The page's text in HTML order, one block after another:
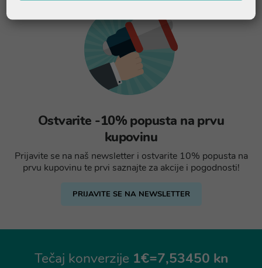
Ostvarite -10% popusta na prvu
kupovinu
Prijavite se na naš newsletter i ostvarite 10% popusta na
prvu kupovinu te prvi saznajte za akcije i pogodnosti!
PRIJAVITE SE NA NEWSLETTER
Tečaj konverzije 1€=7,53450 kn